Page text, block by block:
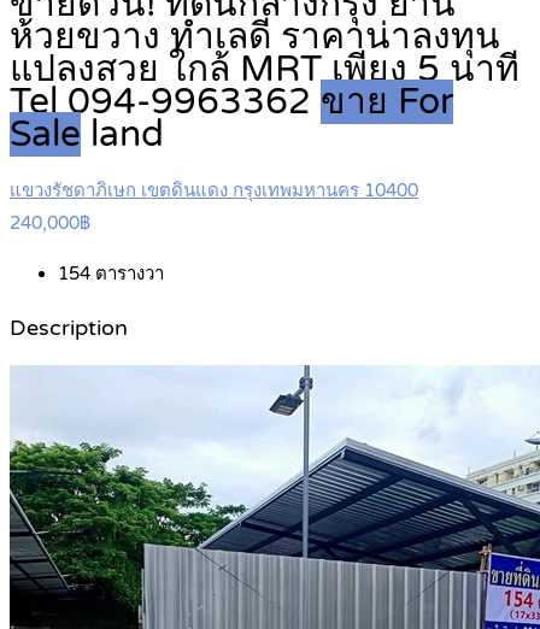
ห้วยขวาง ทำเลดี ราคาน่าลงทุน
แปลงสวย ใกล้ MRT เพียง 5 นาที
Tel 094-9963362 ขาย For
Sale land
แขวงรัชดาภิเษก เขตดินแดง กรุงเทพมหานคร 10400
240,000฿
154 ตารางวา
Description